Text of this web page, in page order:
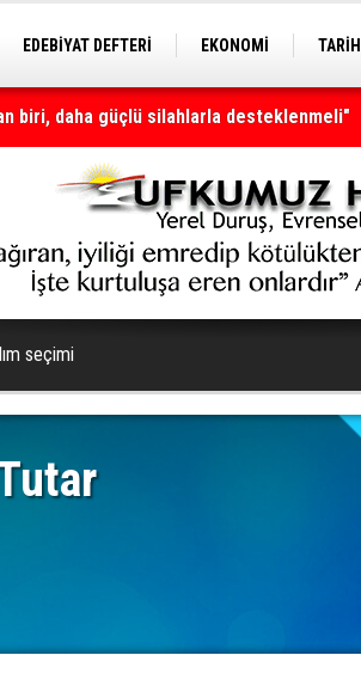
EDEBİYAT DEFTERİ EKONOMİ
biri, daha güçlü silahlarla desteklenmeli"
seçimi